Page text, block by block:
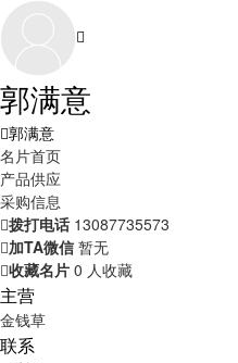
郭满意
郭满意
名片首页
产品供应
采购信息
拨打电话 13087735573
加TA微信 暂无
收藏名片 0 人收藏
主营
金钱草
联系